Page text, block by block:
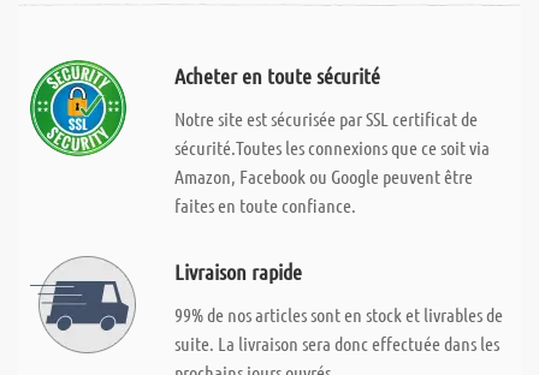
Acheter en toute sécurité
Notre site est sécurisée par SSL certificat de
sécurité.Toutes les connexions que ce soit via
Amazon, Facebook ou Google peuvent être
faites en toute confiance.
Livraison rapide
99% de nos articles sont en stock et livrables de
suite. La livraison sera donc effectuée dans les